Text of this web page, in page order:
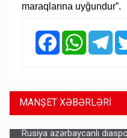
maraqlarına uyğundur”.
FacebookWhatsApp
MANŞET XƏBƏRLƏRİ